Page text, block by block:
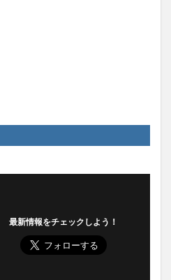
最新情報をチェックしよう！